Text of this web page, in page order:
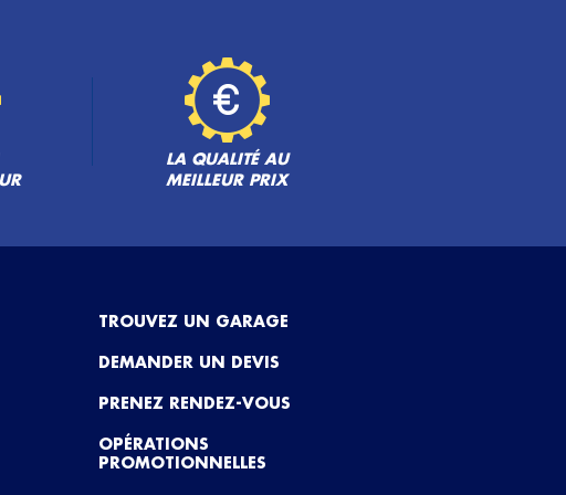
LA QUALITÉ AU
MEILLEUR PRIX
TROUVEZ UN GARAGE
DEMANDER UN DEVIS
PRENEZ RENDEZ-VOUS
OPÉRATIONS
PROMOTIONNELLES